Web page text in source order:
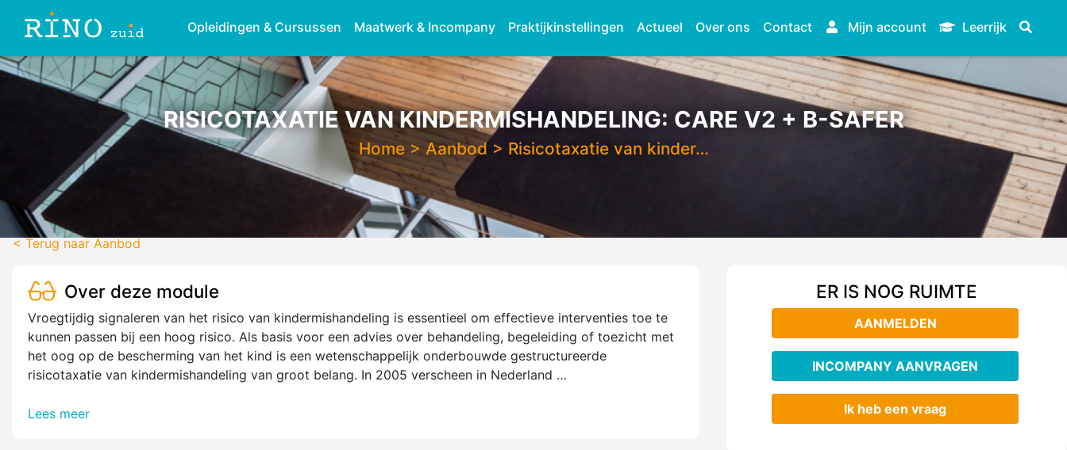
Opleidingen & Cursussen Maatwerk & Incompany Praktijkinstellingen Actueel Over ons Contact Mijn account Leerrijk
RISICOTAXATIE VAN KINDERMISHANDELING: CARE V2 + B-SAFER
Home> Aanbod> Risicotaxatie van kinder…
< Terug naar Aanbod
Over deze module
Vroegtijdig signaleren van het risico van kindermishandeling is essentieel om effectieve interventies toe te
kunnen passen bij een hoog risico. Als basis voor een advies over behandeling, begeleiding of toezicht met
het oog op de bescherming van het kind is een wetenschappelijk onderbouwde gestructureerde
risicotaxatie van kindermishandeling van groot belang. In 2005 verscheen in Nederland …
Lees meer
ER IS NOG RUIMTE
AANMELDEN
INCOMPANY AANVRAGEN
Ik heb een vraag